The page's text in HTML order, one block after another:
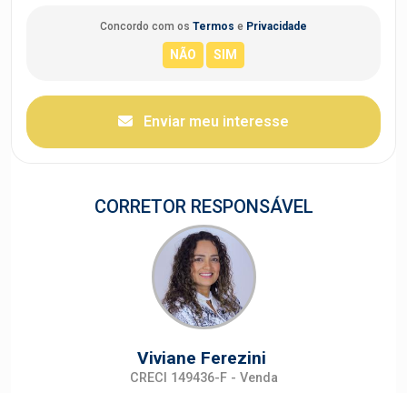
Concordo com os Termos e Privacidade
Enviar meu interesse
CORRETOR RESPONSÁVEL
Viviane Ferezini
CRECI 149436-F - Venda